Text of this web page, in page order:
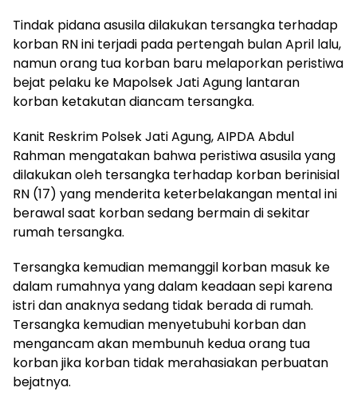
Tindak pidana asusila dilakukan tersangka terhadap
korban RN ini terjadi pada pertengah bulan April lalu,
namun orang tua korban baru melaporkan peristiwa
bejat pelaku ke Mapolsek Jati Agung lantaran
korban ketakutan diancam tersangka.
Kanit Reskrim Polsek Jati Agung, AIPDA Abdul
Rahman mengatakan bahwa peristiwa asusila yang
dilakukan oleh tersangka terhadap korban berinisial
RN (17) yang menderita keterbelakangan mental ini
berawal saat korban sedang bermain di sekitar
rumah tersangka.
Tersangka kemudian memanggil korban masuk ke
dalam rumahnya yang dalam keadaan sepi karena
istri dan anaknya sedang tidak berada di rumah.
Tersangka kemudian menyetubuhi korban dan
mengancam akan membunuh kedua orang tua
korban jika korban tidak merahasiakan perbuatan
bejatnya.